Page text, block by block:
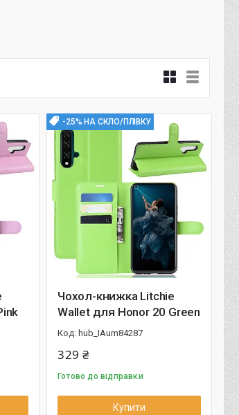
-25% НА СКЛО/ПЛІВКУ
Чохол-книжка Litchie
Wallet для Honor 20 Green
hub_IAum84287
329 ₴
Готово до відправки
Купити